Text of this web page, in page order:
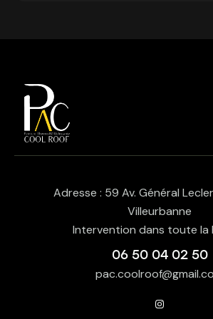
Adresse : 59 Av. Général
Villeurbanne
Intervention dans toute la
06 50 04 02 50